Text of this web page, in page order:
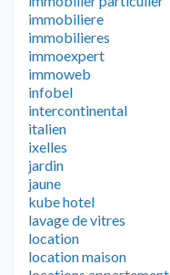
immobiliere
immobilieres
immoexpert
immoweb
infobel
intercontinental
italien
ixelles
jardin
jaune
kube hotel
lavage de vitres
location
location maison